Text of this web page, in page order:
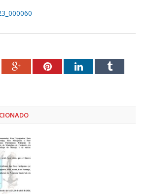
Google+PinterestLinkedInTumblr